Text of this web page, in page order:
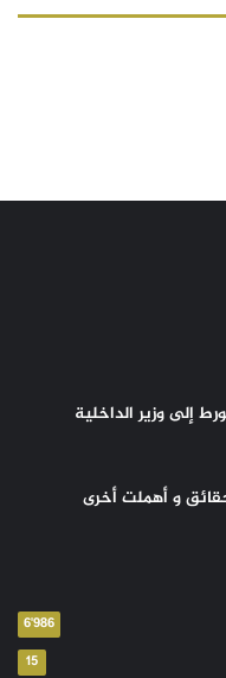
إلى وزير الداخلية
و أهملت أخرى
6٬986
15